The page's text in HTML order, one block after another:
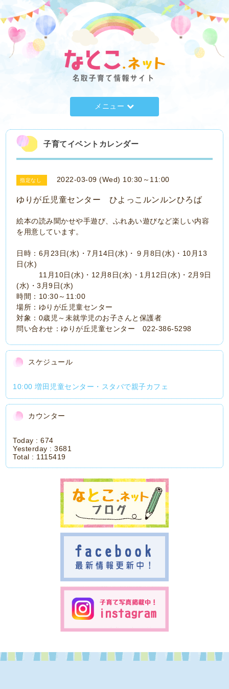
メニュー
子育てイベントカレンダー
指定なし 2022-03-09 (Wed) 10:30～11:00
ゆりが丘児童センター ひよっこルンルンひろば
絵本の読み聞かせや手遊び、ふれあい遊びなど楽しい内容
を用意しています。
日時：6月23日(水)・7月14日(水)・９月8日(水)・10月13
日(水)
11月10日(水)・12月8日(水)・1月12日(水)・2月9日
(水)・3月9日(水)
時間：10:30～11:00
場所：ゆりが丘児童センター
対象：0歳児～未就学児のお子さんと保護者
問い合わせ：ゆりが丘児童センター 022-386-5298
スケジュール
10:00 増田児童センター・スタバで親子カフェ
カウンター
Today :674
Yesterday :3681
Total : 1115419